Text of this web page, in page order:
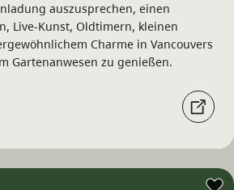
auszusprechen, einen
Live-Kunst, Oldtimern, kleinen
Charme in Vancouvers
Gartenanwesen zu genießen.